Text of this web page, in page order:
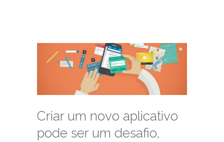
Criar um novo aplicativo
pode ser um desafio,